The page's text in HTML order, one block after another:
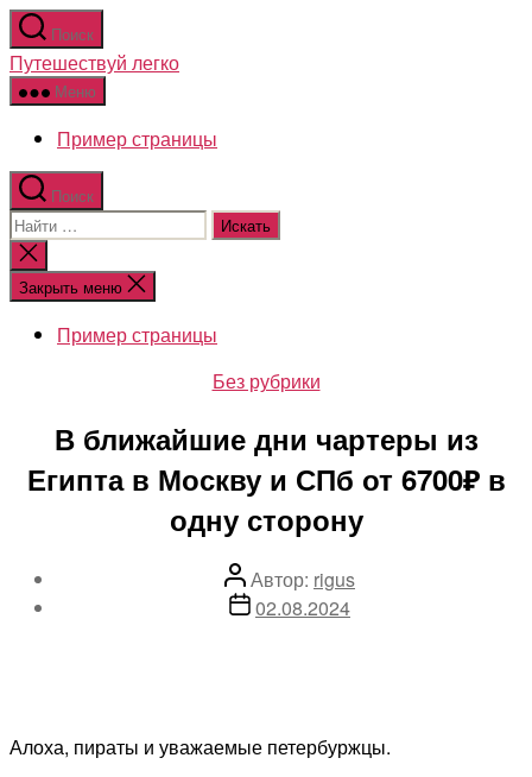
Перейти
к
содержимому
Поиск
Путешествуй легко
Меню
Пример страницы
Поиск
Поиск:
Закрыть
поиск
Закрыть меню
Пример страницы
Рубрики
Без рубрики
В ближайшие дни чартеры из
Египта в Москву и СПб от 6700₽ в
одну сторону
Автор
записи
Автор: rigus
Дата02.08.2024
Алоха, пираты и уважаемые петербуржцы.